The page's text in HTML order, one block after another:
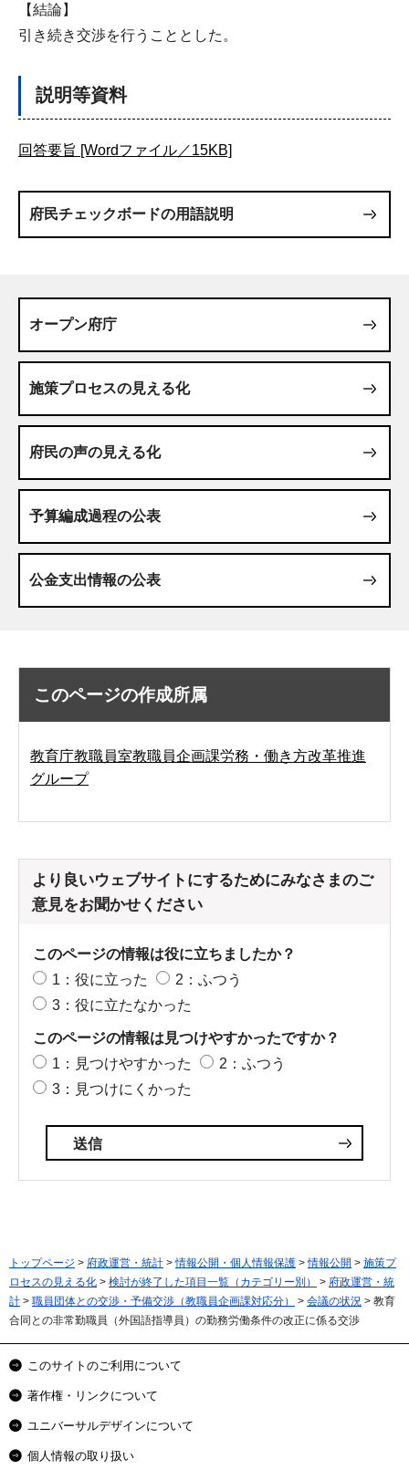
【結論】
引き続き交渉を行うこととした。
説明等資料
回答要旨 [Wordファイル／15KB]
府民チェックボードの用語説明
オープン府庁
施策プロセスの見える化
府民の声の見える化
予算編成過程の公表
公金支出情報の公表
このページの作成所属
教育庁教職員室教職員企画課労務・働き方改革推進
グループ
より良いウェブサイトにするためにみなさまのご
意見をお聞かせください
このページの情報は役に立ちましたか？
1：役に立った
2：ふつう
3：役に立たなかった
このページの情報は見つけやすかったですか？
1：見つけやすかった
2：ふつう
3：見つけにくかった
トップページ > 府政運営・統計 >情報公開・個人情報保護 >情報公開 > 施策プ
ロセスの見える化 > 検討が終了した項目一覧（カテゴリー別） > 府政運営・統
計 > 職員団体との交渉・予備交渉（教職員企画課対応分） > 会議の状況 > 教育
合同との非常勤職員（外国語指導員）の勤務労働条件の改正に係る交渉
このサイトのご利用について
著作権・リンクについて
ユニバーサルデザインについて
個人情報の取り扱い